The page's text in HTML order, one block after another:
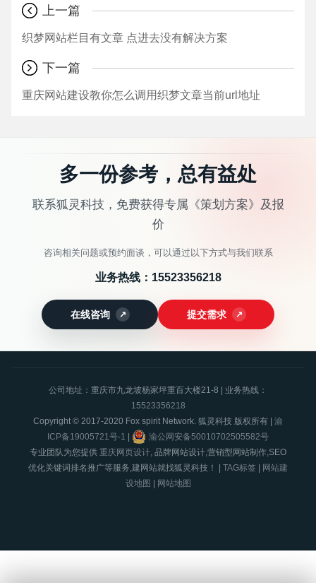
上一篇
织梦网站栏目有文章 点进去没有解决方案
下一篇
重庆网站建设教你怎么调用织梦文章当前url地址
多一份参考，总有益处
联系狐灵科技，免费获得专属《策划方案》及报
价
咨询相关问题或预约面谈，可以通过以下方式与我们联系
业务热线： 15523356218
在线咨询 提交需求
公司地址：重庆市九龙坡杨家坪重百大楼21-8 | 业务热线：
15523356218
Copyright © 2017-2020 Fox spirit Network. 狐灵科技 版权所有 | 渝
ICP备19005721号-1
渝公网安备50010702505582号
专业团队为您提供 重庆网页设计, 品牌网站设计,营销型网站制作,SEO
优化关键词排名推广等服务,建网站就找狐灵科技！ | TAG标签
网站建
设地图
网站地图